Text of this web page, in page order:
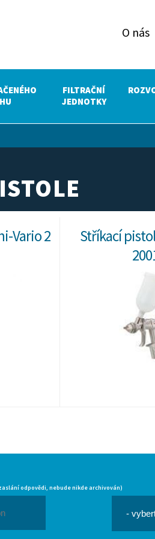
O nás
FILTRAČNÍ
JEDNOTKY
Vario 2
Stříkací
odpovědi, nebude nikde archivován)